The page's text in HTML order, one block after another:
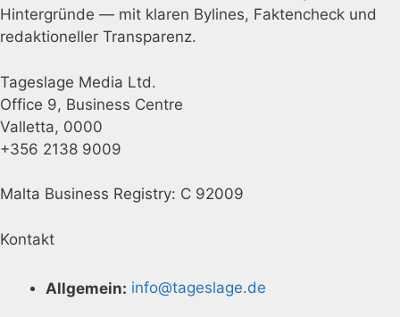
Hintergründe — mit klaren Bylines, Faktencheck und
redaktioneller Transparenz.
Tageslage Media Ltd.
Office 9, Business Centre
Valletta, 0000
+356 2138 9009
Malta Business Registry: C 92009
Kontakt
Allgemein: info@tageslage.de